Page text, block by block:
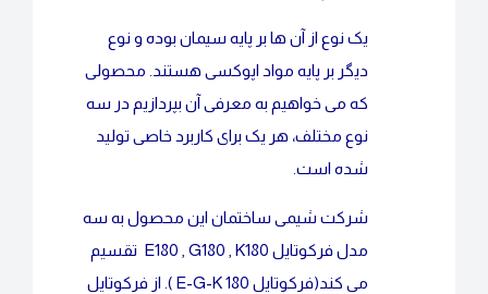
یک نوع از آن ها بر پایه سیمان بوده و نوع
دیگر بر پایه مواد اپوکسی هستند. محصولی
که می خواهیم به معرفی آن بپردازیم در سه
نوع مختلف، هر یک برای کاربرد خاصی تولید
شده است.
شرکت شیمی ساختمان این محصول به سه
مدل فرکوتایل E180 , G180 , K180 تقسیم
می کند(فرکوتایل E-G-K 180 ). از فرکوتایل